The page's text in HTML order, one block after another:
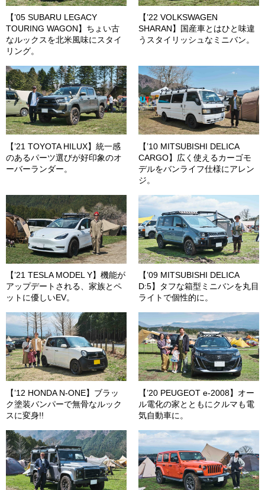
【’05 SUBARU LEGACY
TOURING WAGON】ちょい古
なルックスを北米風味にスタイ
リング。
【’22 VOLKSWAGEN
SHARAN】国産車とはひと味違
うスタイリッシュなミニバン。
【’21 TOYOTA HILUX】統一感
のあるパーツ選びが好印象のオ
ーバーランダー。
【’10 MITSUBISHI DELICA
CARGO】広く使えるカーゴモ
デルをバンライフ仕様にアレン
ジ。
【’21 TESLA MODEL Y】機能が
アップデートされる、家族とペ
ットに優しいEV。
【’09 MITSUBISHI DELICA
D:5】タフな箱型ミニバンを丸目
ライトで個性的に。
【’12 HONDA N-ONE】ブラッ
ク塗装バンパーで無骨なルック
スに変身!!
【’20 PEUGEOT e-2008】オー
ル電化の家とともにクルマも電
気自動車に。